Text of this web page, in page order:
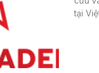
tại